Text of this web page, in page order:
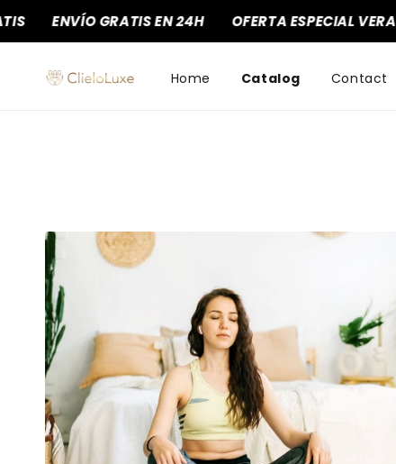
Ir
directamente
al contenido
ENVÍO GRATIS EN 24H OFERTA ESPECIAL VERANO
Home Catalog Contact